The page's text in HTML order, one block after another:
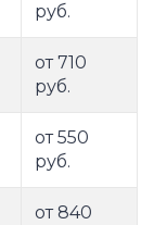
руб.
от 710
руб.
от 550
руб.
от 840